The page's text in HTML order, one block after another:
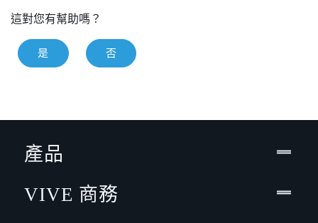
這對您有幫助嗎？
是 否
產品
VIVE 商務